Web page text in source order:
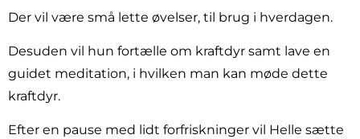
Der vil være små lette øvelser, til brug i hverdagen.
Desuden vil hun fortælle om kraftdyr samt lave en
guidet meditation, i hvilken man kan møde dette
kraftdyr.
Efter en pause med lidt forfriskninger vil Helle sætte